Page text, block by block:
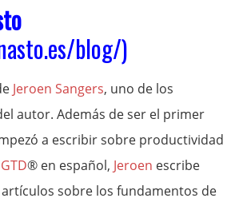
blog/)
Jeroen Sangers, uno de los
autor. Además de ser el primer
a escribir sobre productividad
GTD® en español, Jeroen escribe
artículos sobre los fundamentos de